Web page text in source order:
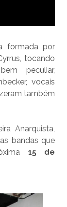
formada por
tocando
peculiar,
vocais
também
Anarquista,
bandas que
15 de